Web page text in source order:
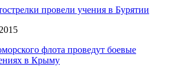
провели учения в Бурятии
флота проведут боевые
в Крыму